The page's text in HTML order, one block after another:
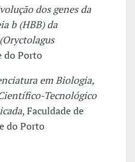
dos genes da
b (HBB) da
do Porto
em Biologia,
Tecnológico
, Faculdade de
do Porto